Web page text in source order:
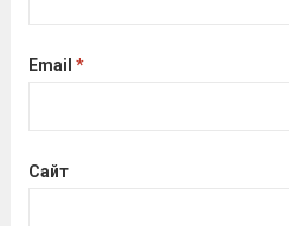
Email *
Сайт